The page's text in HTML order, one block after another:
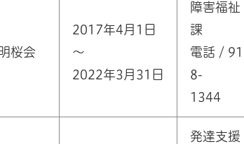
桜会
2017年4月1日
～
2022年3月31日
障害福祉
課
電話 / 91
8-
1344
発達支援